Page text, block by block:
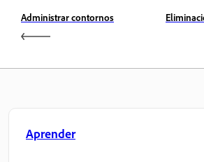
Administrar contornos
Aprender